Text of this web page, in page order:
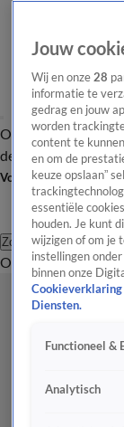
Overzicht
de redactie
Volg Shownieuws
Zoeken
Overzicht
Jouw
Wij en onze 28
informatie te
gedrag en jouw
worden
content te
en om de
keuze opslaan”
essentiële
houden. Je kunt
wijzigen of om je
instellingen
binnen onze
Diensten.
Functioneel &
Analytisch